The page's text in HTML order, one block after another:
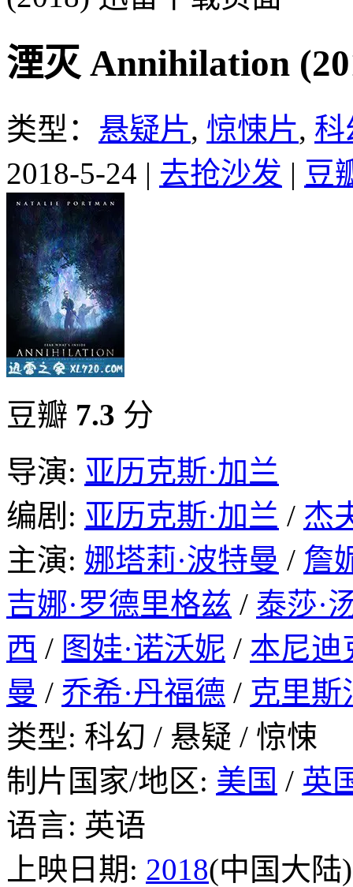
湮灭 Annihilation
类型： 悬疑片, 惊悚片, 科
2018-5-24 | 去抢沙发 | 豆
豆瓣 7.3 分
导演: 亚历克斯·加兰
编剧: 亚历克斯·加兰 / 杰
主演: 娜塔莉·波特曼 / 詹
吉娜·罗德里格兹 / 泰莎·
西 / 图娃·诺沃妮 / 本尼迪
曼 / 乔希·丹福德 / 克里斯
类型: 科幻 / 悬疑 / 惊悚
制片国家/地区: 美国 / 英
语言: 英语
上映日期: 2018(中国大陆